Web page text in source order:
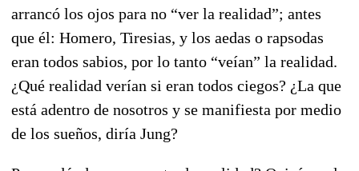
arrancó los ojos para no “ver la realidad”; antes
que él: Homero, Tiresias, y los aedas o rapsodas
eran todos sabios, por lo tanto “veían” la realidad.
¿Qué realidad verían si eran todos ciegos? ¿La que
está adentro de nosotros y se manifiesta por medio
de los sueños, diría Jung?